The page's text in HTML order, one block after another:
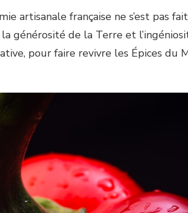
artisanale française ne s’est pas
générosité de la Terre et
pour faire revivre les Épices du